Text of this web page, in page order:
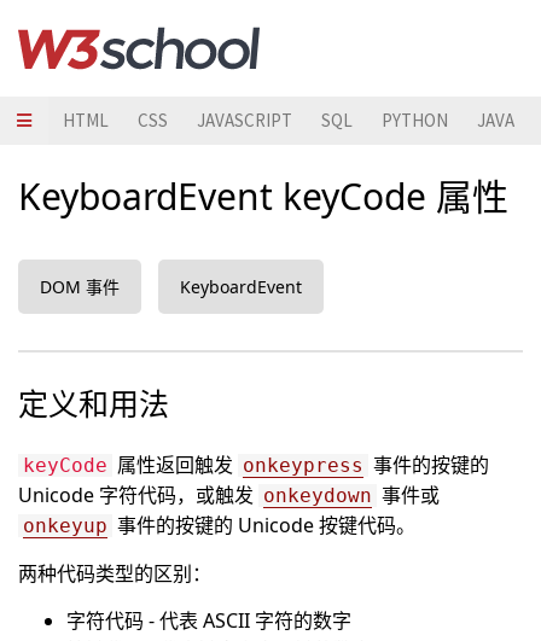
HTML CSS JAVASCRIPT SQL PYTHON JAVA
KeyboardEvent keyCode 属性
DOM 事件 KeyboardEvent
定义和用法
keyCode 属性返回触发 onkeypress 事件的按键的
Unicode 字符代码，或触发 onkeydown 事件或
onkeyup 事件的按键的 Unicode 按键代码。
两种代码类型的区别：
字符代码 - 代表 ASCII 字符的数字